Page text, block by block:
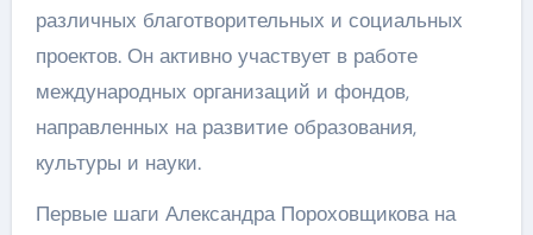
различных благотворительных и социальных
проектов. Он активно участвует в работе
международных организаций и фондов,
направленных на развитие образования,
культуры и науки.
Первые шаги Александра Пороховщикова на